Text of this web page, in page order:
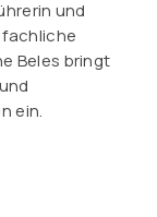
und
Beles bringt
ein.